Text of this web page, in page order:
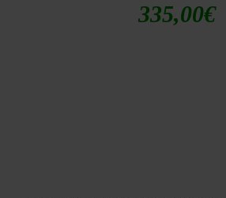
335,00€